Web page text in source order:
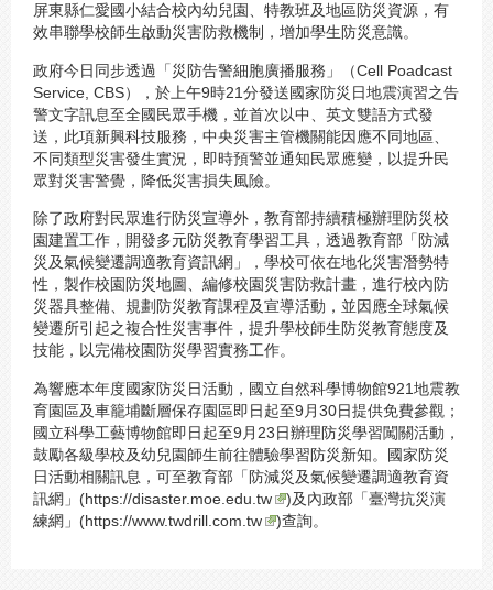
屏東縣仁愛國小結合校內幼兒園、特教班及地區防災資源，有
效串聯學校師生啟動災害防救機制，增加學生防災意識。
政府今日同步透過「災防告警細胞廣播服務」（Cell Poadcast
Service, CBS），於上午9時21分發送國家防災日地震演習之告
警文字訊息至全國民眾手機，並首次以中、英文雙語方式發
送，此項新興科技服務，中央災害主管機關能因應不同地區、
不同類型災害發生實況，即時預警並通知民眾應變，以提升民
眾對災害警覺，降低災害損失風險。
除了政府對民眾進行防災宣導外，教育部持續積極辦理防災校
園建置工作，開發多元防災教育學習工具，透過教育部「防減
災及氣候變遷調適教育資訊網」，學校可依在地化災害潛勢特
性，製作校園防災地圖、編修校園災害防救計畫，進行校內防
災器具整備、規劃防災教育課程及宣導活動，並因應全球氣候
變遷所引起之複合性災害事件，提升學校師生防災教育態度及
技能，以完備校園防災學習實務工作。
為響應本年度國家防災日活動，國立自然科學博物館921地震教
育園區及車籠埔斷層保存園區即日起至9月30日提供免費參觀；
國立科學工藝博物館即日起至9月23日辦理防災學習闖關活動，
鼓勵各級學校及幼兒園師生前往體驗學習防災新知。國家防災
日活動相關訊息，可至教育部「防減災及氣候變遷調適教育資
訊網」(https://disaster.moe.edu.tw
)及內政部「臺灣抗災演
練網」(https://www.twdrill.com.tw )查詢。